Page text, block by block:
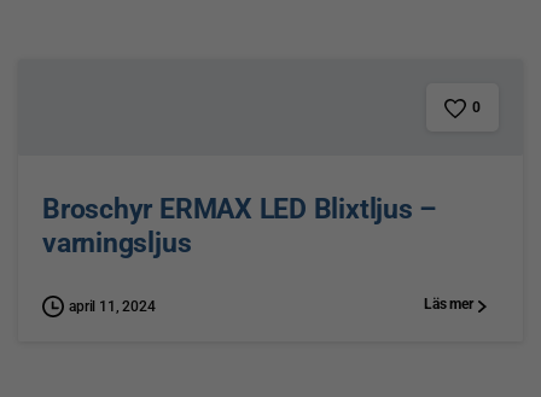
0
Broschyr ERMAX LED Blixtljus –
varningsljus
april 11, 2024 Läs mer